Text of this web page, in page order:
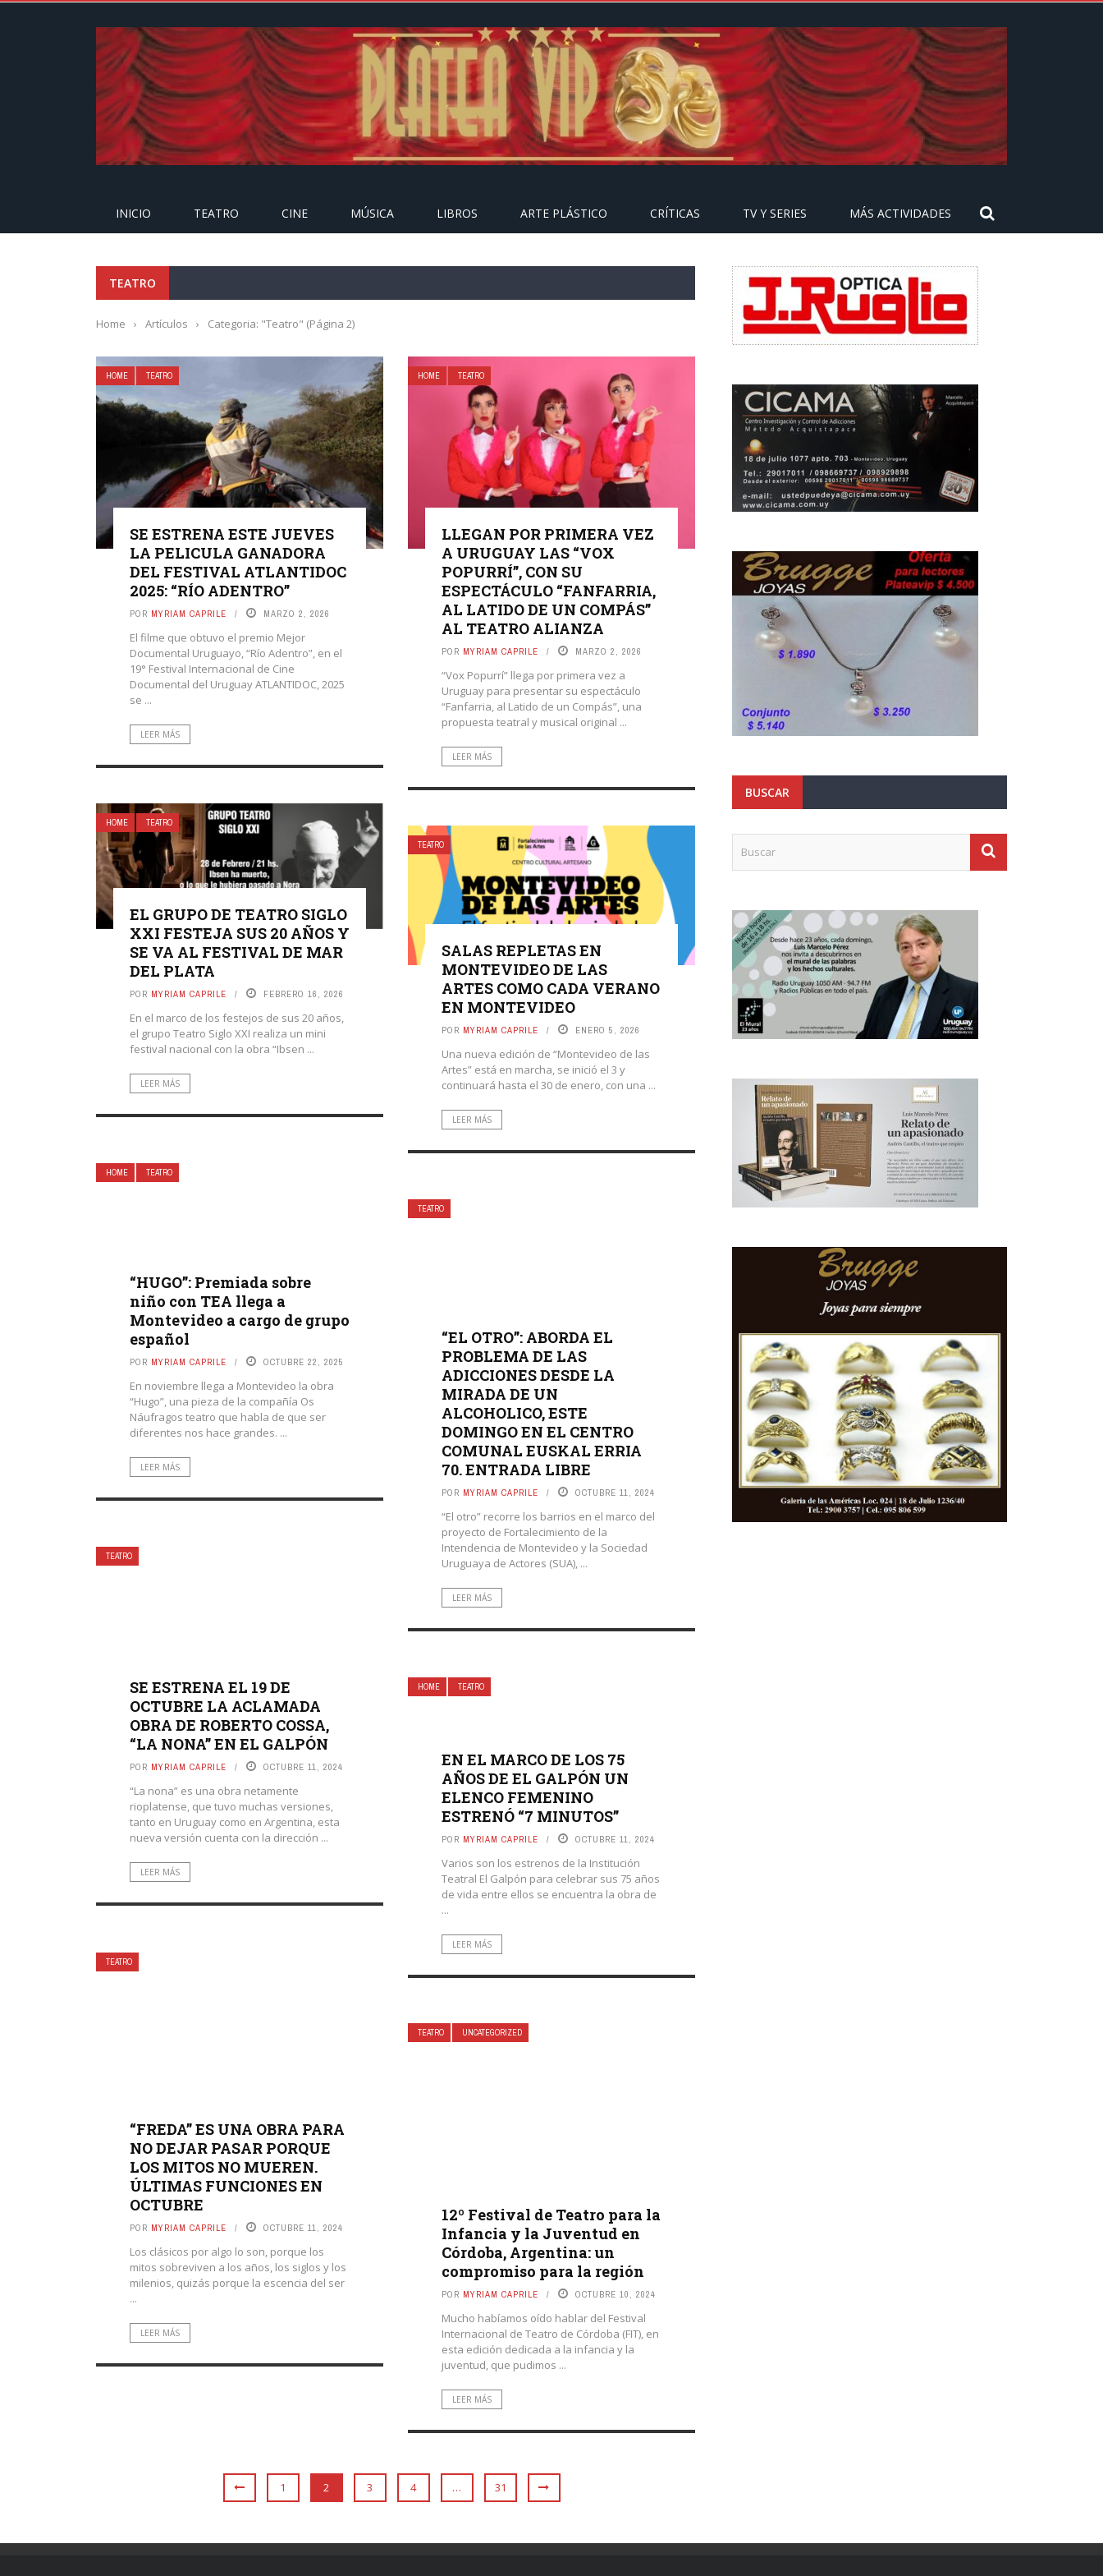
INICIO TEATRO CINE MÚSICA LIBROS ARTE PLÁSTICO CRÍTICAS TV Y SERIES MÁS ACTIVIDADES
TEATRO
Home › Artículos › Categoria: "Teatro" (Página 2)
HOME TEATRO
SE ESTRENA ESTE JUEVES
LA PELICULA GANADORA
DEL FESTIVAL ATLANTIDOC
2025: “RÍO ADENTRO”
POR MYRIAM CAPRILE MARZO 2, 2026
El filme que obtuvo el premio Mejor
Documental Uruguayo, “Río Adentro”, en el
19° Festival Internacional de Cine
Documental del Uruguay ATLANTIDOC, 2025
se ...
LEER MÁS
HOME TEATRO
LLEGAN POR PRIMERA VEZ
A URUGUAY LAS “VOX
POPURRÍ”, CON SU
ESPECTÁCULO “FANFARRIA,
AL LATIDO DE UN COMPÁS”
AL TEATRO ALIANZA
POR MYRIAM CAPRILE MARZO 2, 2026
“Vox Popurrí” llega por primera vez a
Uruguay para presentar su espectáculo
“Fanfarria, al Latido de un Compás”, una
propuesta teatral y musical original ...
LEER MÁS
HOME TEATRO
EL GRUPO DE TEATRO SIGLO
XXI FESTEJA SUS 20 AÑOS Y
SE VA AL FESTIVAL DE MAR
DEL PLATA
POR MYRIAM CAPRILE FEBRERO 16, 2026
En el marco de los festejos de sus 20 años,
el grupo Teatro Siglo XXI realiza un mini
festival nacional con la obra “Ibsen ...
LEER MÁS
TEATRO
SALAS REPLETAS EN
MONTEVIDEO DE LAS
ARTES COMO CADA VERANO
EN MONTEVIDEO
POR MYRIAM CAPRILE ENERO 5, 2026
Una nueva edición de “Montevideo de las
Artes” está en marcha, se inició el 3 y
continuará hasta el 30 de enero, con una ...
LEER MÁS
HOME TEATRO
“HUGO”: Premiada sobre
niño con TEA llega a
Montevideo a cargo de grupo
español
POR MYRIAM CAPRILE OCTUBRE 22, 2025
En noviembre llega a Montevideo la obra
“Hugo”, una pieza de la compañía Os
Náufragos teatro que habla de que ser
diferentes nos hace grandes. ...
LEER MÁS
TEATRO
“EL OTRO”: ABORDA EL
PROBLEMA DE LAS
ADICCIONES DESDE LA
MIRADA DE UN
ALCOHOLICO, ESTE
DOMINGO EN EL CENTRO
COMUNAL EUSKAL ERRIA
70. ENTRADA LIBRE
POR MYRIAM CAPRILE OCTUBRE 11, 2024
“El otro” recorre los barrios en el marco del
proyecto de Fortalecimiento de la
Intendencia de Montevideo y la Sociedad
Uruguaya de Actores (SUA), ...
LEER MÁS
TEATRO
SE ESTRENA EL 19 DE
OCTUBRE LA ACLAMADA
OBRA DE ROBERTO COSSA,
“LA NONA” EN EL GALPÓN
POR MYRIAM CAPRILE OCTUBRE 11, 2024
“La nona” es una obra netamente
rioplatense, que tuvo muchas versiones,
tanto en Uruguay como en Argentina, esta
nueva versión cuenta con la dirección ...
LEER MÁS
HOME TEATRO
EN EL MARCO DE LOS 75
AÑOS DE EL GALPÓN UN
ELENCO FEMENINO
ESTRENÓ “7 MINUTOS”
POR MYRIAM CAPRILE OCTUBRE 11, 2024
Varios son los estrenos de la Institución
Teatral El Galpón para celebrar sus 75 años
de vida entre ellos se encuentra la obra de
...
LEER MÁS
TEATRO
“FREDA” ES UNA OBRA PARA
NO DEJAR PASAR PORQUE
LOS MITOS NO MUEREN.
ÚLTIMAS FUNCIONES EN
OCTUBRE
POR MYRIAM CAPRILE OCTUBRE 11, 2024
Los clásicos por algo lo son, porque los
mitos sobreviven a los años, los siglos y los
milenios, quizás porque la escencia del ser
...
LEER MÁS
TEATRO UNCATEGORIZED
12º Festival de Teatro para la
Infancia y la Juventud en
Córdoba, Argentina: un
compromiso para la región
POR MYRIAM CAPRILE OCTUBRE 10, 2024
Mucho habíamos oído hablar del Festival
Internacional de Teatro de Córdoba (FIT), en
esta edición dedicada a la infancia y la
juventud, que pudimos ...
LEER MÁS
1 2 3 4 … 31
BUSCAR